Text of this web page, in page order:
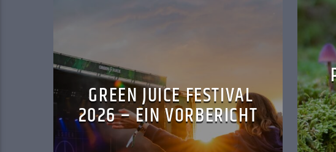
GREEN JUICE FESTIVAL
2026 – EIN VORBERICHT